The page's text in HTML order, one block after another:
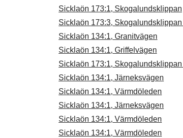
Sicklaön 173:1, Skogalundsklippan
Sicklaön 173:3,
Sicklaön 134:1, Granitvägen
Sicklaön 134:1, Griffelvägen
Sicklaön 173:1,
Sicklaön 134:1, Järneksvägen
Sicklaön 134:1, Värmdöleden
Sicklaön 134:1, Järneksvägen
Sicklaön 134:1, Värmdöleden
Sicklaön 134:1, Värmdöleden